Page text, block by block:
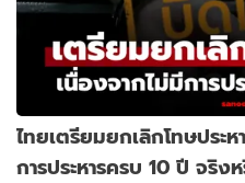
ไทยเตรียมยกเลิกโทษประ
การประหารครบ 10 ปี จริง